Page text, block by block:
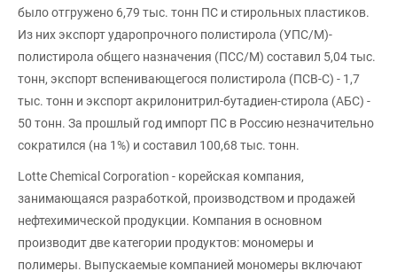
было отгружено 6,79 тыс. тонн ПС и стирольных пластиков.
Из них экспорт ударопрочного полистирола (УПС/М)-
полистирола общего назначения (ПСС/М) составил 5,04 тыс.
тонн, экспорт вспенивающегося полистирола (ПСВ-С) - 1,7
тыс. тонн и экспорт акрилонитрил-бутадиен-стирола (АБС) -
50 тонн. За прошлый год импорт ПС в Россию незначительно
сократился (на 1%) и составил 100,68 тыс. тонн.
Lotte Chemical Corporation - корейская компания,
занимающаяся разработкой, производством и продажей
нефтехимической продукции. Компания в основном
производит две категории продуктов: мономеры и
полимеры. Выпускаемые компанией мономеры включают